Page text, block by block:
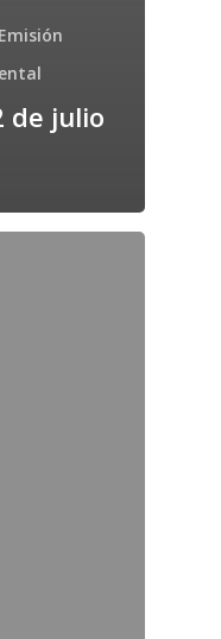
de julio